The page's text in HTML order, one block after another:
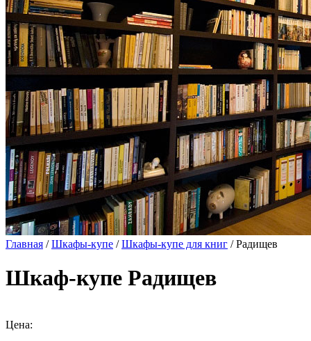
Главная /Шкафы-купе /Шкафы-купе для книг / Радищев
Шкаф-купе Радищев
Цена: